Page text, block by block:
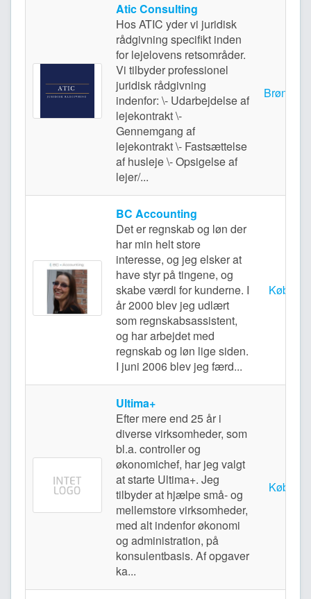
Atic Consulting
Hos ATIC yder vi juridisk
rådgivning specifikt inden
for lejelovens retsområder.
Vi tilbyder professionel
juridisk rådgivning
indenfor: \- Udarbejdelse af
lejekontrakt \-
Gennemgang af
lejekontrakt \- Fastsættelse
af husleje \- Opsigelse af
lejer/...
Brøndby
BC Accounting
Det er regnskab og løn der
har min helt store
interesse, og jeg elsker at
have styr på tingene, og
skabe værdi for kunderne. I
år 2000 blev jeg udlært
som regnskabsassistent,
og har arbejdet med
regnskab og løn lige siden.
I juni 2006 blev jeg færd...
Ultima+
Efter mere end 25 år i
diverse virksomheder, som
bl.a. controller og
økonomichef, har jeg valgt
at starte Ultima+. Jeg
tilbyder at hjælpe små- og
mellemstore virksomheder,
med alt indenfor økonomi
og administration, på
konsulentbasis. Af opgaver
ka...